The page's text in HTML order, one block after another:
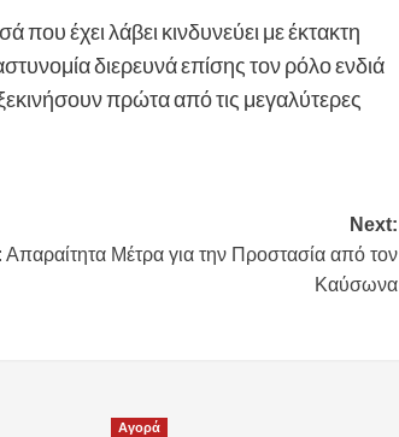
που έχει λάβει κινδυνεύει με έκτακτη
διερευνά επίσης τον ρόλο ενδιά
πρώτα από τις μεγαλύτερες
Next:
Απαραίτητα Μέτρα για την Προστασία από τον
Καύσωνα
Αγορά